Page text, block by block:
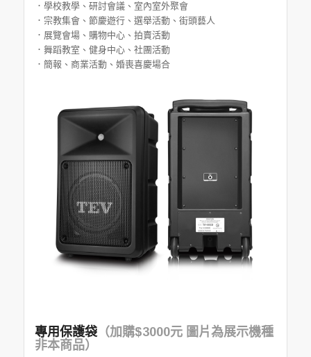
．學校教學、研討會議、室內室外聚會
．宗教集會、節慶遊行、選舉活動、街頭藝人
．展覽會場、購物中心、拍賣活動
．舞蹈教室、健身中心、社團活動
．簡報、商業活動、婚喪喜慶場合
專用保護袋（加購$3000元 圖片為展示機種
非本商品）